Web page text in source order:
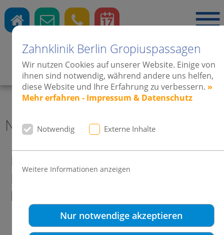
Zahnklinik Berlin Gropiuspassagen
Wir nutzen Cookies auf unserer Website. Einige von
ihnen sind notwendig, während andere uns helfen,
diese Website und Ihre Erfahrung zu verbessern. »
Mehr erfahren - Impressum & Datenschutz
Notwendig Externe Inhalte
Weitere Informationen anzeigen
Nur notwendige akzeptieren
Zahnärzte ·Kieferorthopädie ·Implantate
News 2012 Zahnklinik Berlin
Damon Mastergrad DDG - Ihr
Lächeln hat uns eine Urkunde
beschert